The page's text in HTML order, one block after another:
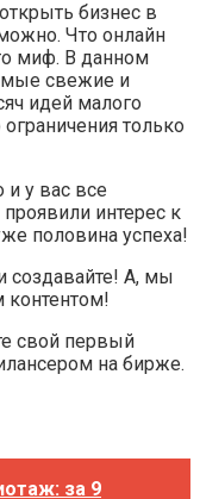
бизнес в
Что онлайн
миф. В данном
свежие и
идей малого
только
и у вас все
интерес к
половина успеха!
создавайте! А, мы
свой первый
на бирже.
за 9